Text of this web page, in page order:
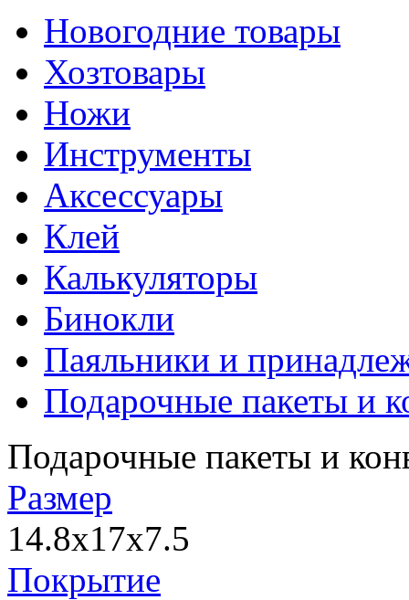
Новогодние товары
Хозтовары
Ножи
Инструменты
Аксессуары
Клей
Калькуляторы
Бинокли
Паяльники и
Подарочные пакеты и
Подарочные пакеты и
Размер
14.8х17х7.5
Покрытие